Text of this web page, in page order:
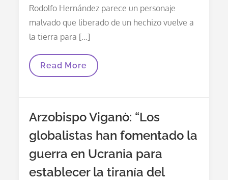
Rodolfo Hernández parece un personaje
malvado que liberado de un hechizo vuelve a
la tierra para […]
¿Cómo
Todos
Males
Colombia
En
Una
Sola
Persona?
Read More
Arzobispo Viganò: “Los
globalistas han fomentado la
guerra en Ucrania para
establecer la tiranía del